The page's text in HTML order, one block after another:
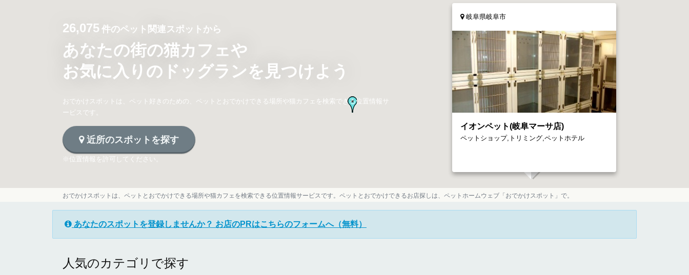
おでかけスポットは、ペットとおでかけできる場所や猫カフェを検索できる位置情報サービスです。ペットとおでかけできるお店探しは、ペットホームウェブ「おでかけスポット」で。
26,075 件のペット関連スポットから
あなたの街の猫カフェや
お気に入りのドッグランを見つけよう
おでかけスポットは、ペット好きのための、ペットとおでかけできる場所や猫カフェを検索できる位置情報サ
ービスです。
近所のスポットを探す
※位置情報を許可してください。
岐阜県岐阜市
イオンペット(岐阜マーサ店)
ペットショップ,トリミング,ペットホテル
あなたのスポットを登録しませんか？ お店のPRはこちらのフォームへ（無料）
人気のカテゴリで探す